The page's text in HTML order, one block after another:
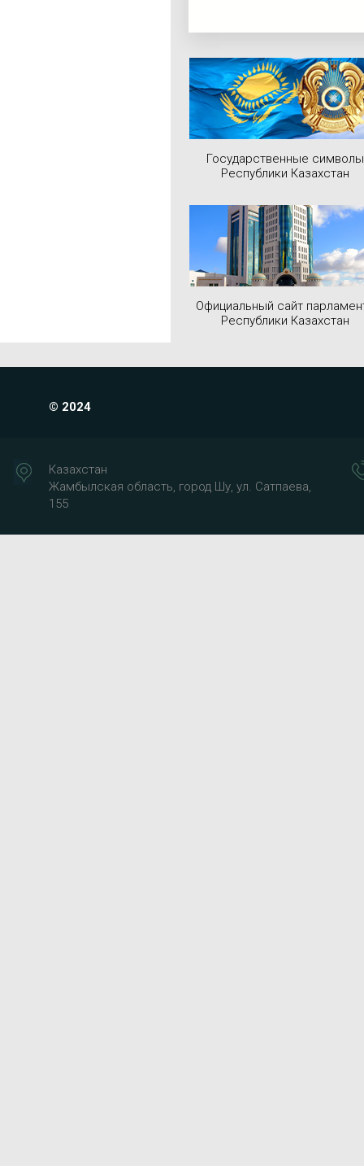
Государственные символы
Республики Казахстан
Официальный сайт
Республики Казахстан
© 2024
Казахстан
Жамбылская область, город Шу, ул. Сатпаева,
155